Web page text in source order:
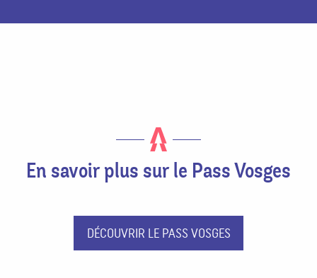
En savoir plus sur le Pass Vosges
DÉCOUVRIR LE PASS VOSGES